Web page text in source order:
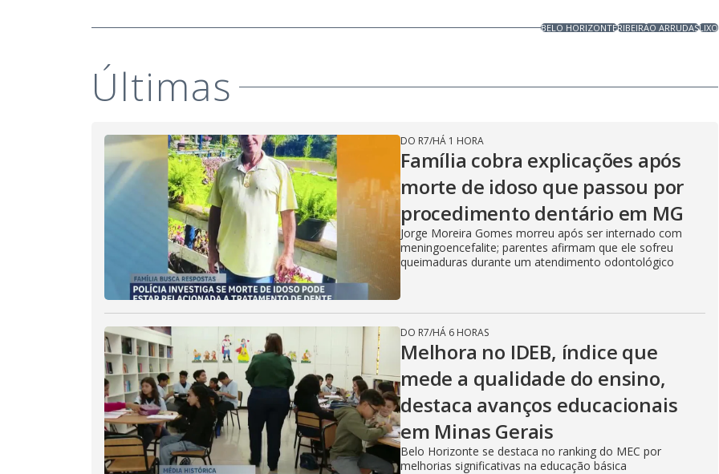
BELO HORIZONTERIBEIRÃO ARRUDASLIXO
Últimas
DO R7/HÁ 1 HORA
Família cobra explicações após
morte de idoso que passou por
procedimento dentário em MG
Jorge Moreira Gomes morreu após ser internado com
meningoencefalite; parentes afirmam que ele sofreu
queimaduras durante um atendimento odontológico
DO R7/HÁ 6 HORAS
Melhora no IDEB, índice que
mede a qualidade do ensino,
destaca avanços educacionais
em Minas Gerais
Belo Horizonte se destaca no ranking do MEC por
melhorias significativas na educação básica